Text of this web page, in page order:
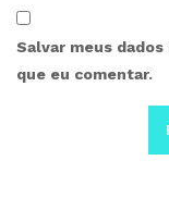
Salvar meus
que eu comentar.